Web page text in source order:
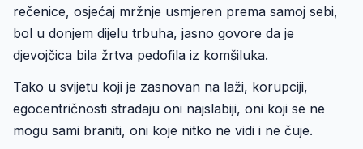
rečenice, osjećaj mržnje usmjeren prema samoj sebi,
bol u donjem dijelu trbuha, jasno govore da je
djevojčica bila žrtva pedofila iz komšiluka.
Tako u svijetu koji je zasnovan na laži, korupciji,
egocentričnosti stradaju oni najslabiji, oni koji se ne
mogu sami braniti, oni koje nitko ne vidi i ne čuje.